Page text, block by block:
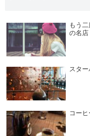
もう
の名店
スタ
コー